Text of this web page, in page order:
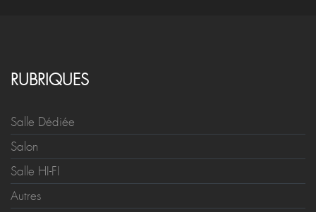
RUBRIQUES
Salle Dédiée
Salon
Salle HI-FI
Autres